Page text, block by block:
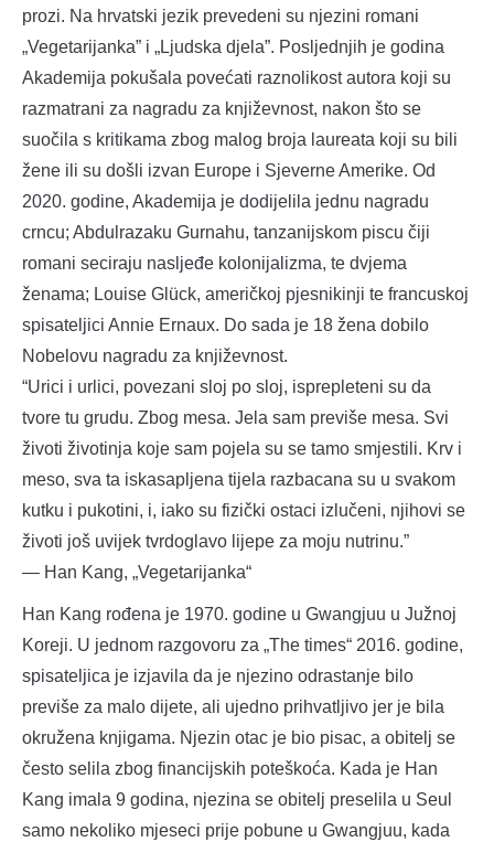
prozi. Na hrvatski jezik prevedeni su njezini romani
„Vegetarijanka” i „Ljudska djela”. Posljednjih je godina
Akademija pokušala povećati raznolikost autora koji su
razmatrani za nagradu za književnost, nakon što se
suočila s kritikama zbog malog broja laureata koji su bili
žene ili su došli izvan Europe i Sjeverne Amerike. Od
2020. godine, Akademija je dodijelila jednu nagradu
crncu; Abdulrazaku Gurnahu, tanzanijskom piscu čiji
romani seciraju nasljeđe kolonijalizma, te dvjema
ženama; Louise Glück, američkoj pjesnikinji te francuskoj
spisateljici Annie Ernaux. Do sada je 18 žena dobilo
Nobelovu nagradu za književnost.
“Urici i urlici, povezani sloj po sloj, isprepleteni su da
tvore tu grudu. Zbog mesa. Jela sam previše mesa. Svi
životi životinja koje sam pojela su se tamo smjestili. Krv i
meso, sva ta iskasapljena tijela razbacana su u svakom
kutku i pukotini, i, iako su fizički ostaci izlučeni, njihovi se
životi još uvijek tvrdoglavo lijepe za moju nutrinu.”
― Han Kang, „Vegetarijanka“
Han Kang rođena je 1970. godine u Gwangjuu u Južnoj
Koreji. U jednom razgovoru za „The times“ 2016. godine,
spisateljica je izjavila da je njezino odrastanje bilo
previše za malo dijete, ali ujedno prihvatljivo jer je bila
okružena knjigama. Njezin otac je bio pisac, a obitelj se
često selila zbog financijskih poteškoća. Kada je Han
Kang imala 9 godina, njezina se obitelj preselila u Seul
samo nekoliko mjeseci prije pobune u Gwangjuu, kada